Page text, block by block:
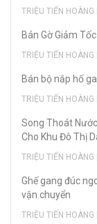
TRIỆU TIẾN
Bán Gờ Giảm
TRIỆU TIẾN
Bán bộ nắp hố
TRIỆU TIẾN
Song Thoát
Cho Khu Đô Thị
TRIỆU TIẾN
Ghế gang đúc
vận chuyển
TRIỆU TIẾN